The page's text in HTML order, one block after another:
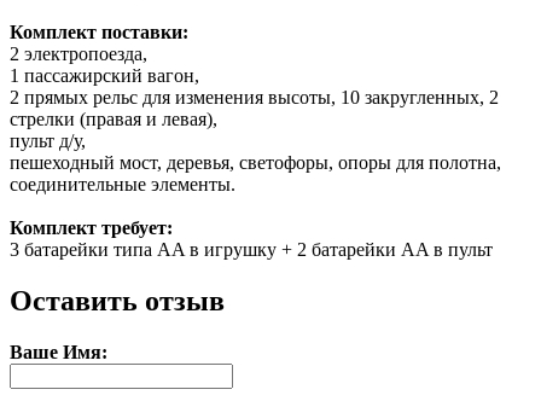
Комплект поставки:
2 электропоезда,
1 пассажирский вагон,
2 прямых рельс для изменения высоты, 10 закругленных, 2
стрелки (правая и левая),
пульт д/у,
пешеходный мост, деревья, светофоры, опоры для полотна,
соединительные элементы.
Комплект требует:
3 батарейки типа АA в игрушку + 2 батарейки AA в пульт
Оставить отзыв
Ваше Имя: